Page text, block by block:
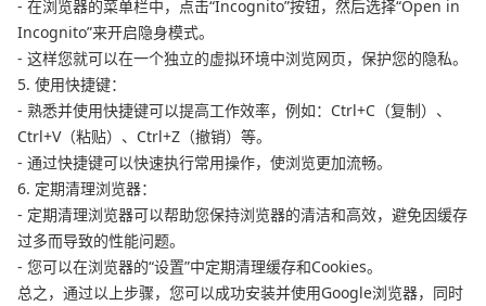
- 在浏览器的菜单栏中，点击“Incognito”按钮，然后选择“Open in
Incognito”来开启隐身模式。
- 这样您就可以在一个独立的虚拟环境中浏览网页，保护您的隐私。
5. 使用快捷键：
- 熟悉并使用快捷键可以提高工作效率，例如：Ctrl+C（复制）、
Ctrl+V（粘贴）、Ctrl+Z（撤销）等。
- 通过快捷键可以快速执行常用操作，使浏览更加流畅。
6. 定期清理浏览器：
- 定期清理浏览器可以帮助您保持浏览器的清洁和高效，避免因缓存
过多而导致的性能问题。
- 您可以在浏览器的“设置”中定期清理缓存和Cookies。
总之，通过以上步骤，您可以成功安装并使用Google浏览器，同时